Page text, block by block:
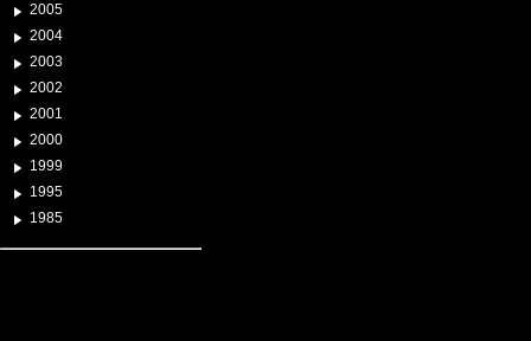
2005
2004
2003
2002
2001
2000
1999
1995
1985